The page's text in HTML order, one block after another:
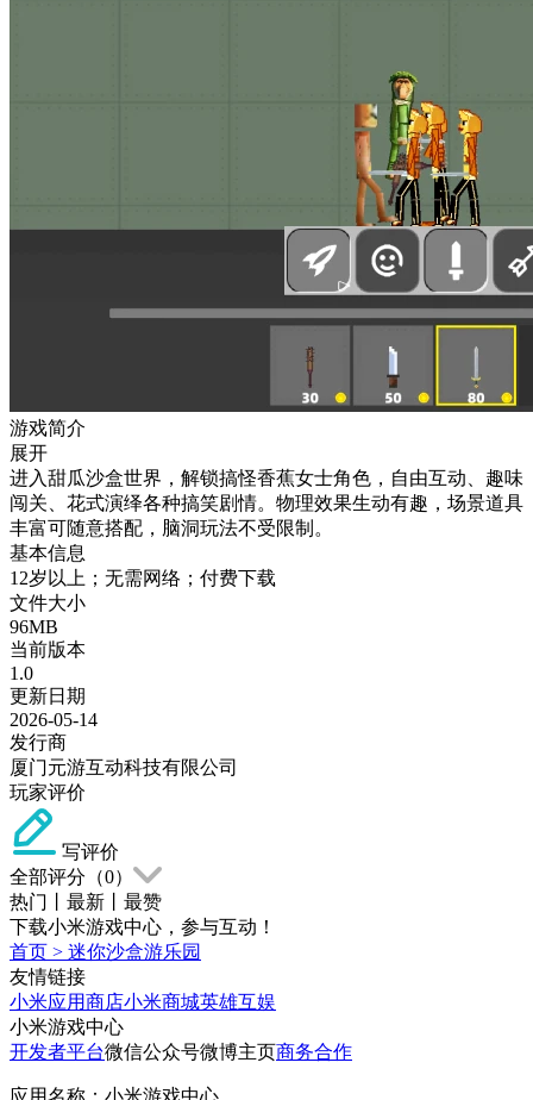
游戏简介
展开
进入甜瓜沙盒世界，解锁搞怪香蕉女士角色，自由互动、趣味
闯关、花式演绎各种搞笑剧情。物理效果生动有趣，场景道具
丰富可随意搭配，脑洞玩法不受限制。
基本信息
12岁以上；无需网络；付费下载
文件大小
96MB
当前版本
1.0
更新日期
2026-05-14
发行商
厦门元游互动科技有限公司
玩家评价
写评价
全部评分（0）
热门
最新
最赞
下载小米游戏中心，参与互动！
首页 > 迷你沙盒游乐园
友情链接
小米应用商店小米商城英雄互娱
小米游戏中心
开发者平台微信公众号微博主页商务合作
应用名称：小米游戏中心